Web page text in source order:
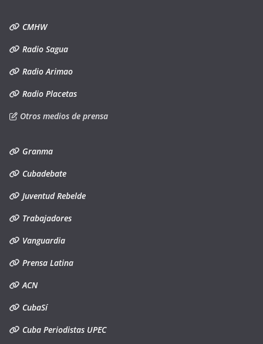
CMHW
Radio Sagua
Radio Arimao
Radio Placetas
Otros medios de prensa
Granma
Cubadebate
Juventud Rebelde
Trabajadores
Vanguardia
Prensa Latina
ACN
CubaSí
Cuba Periodistas UPEC